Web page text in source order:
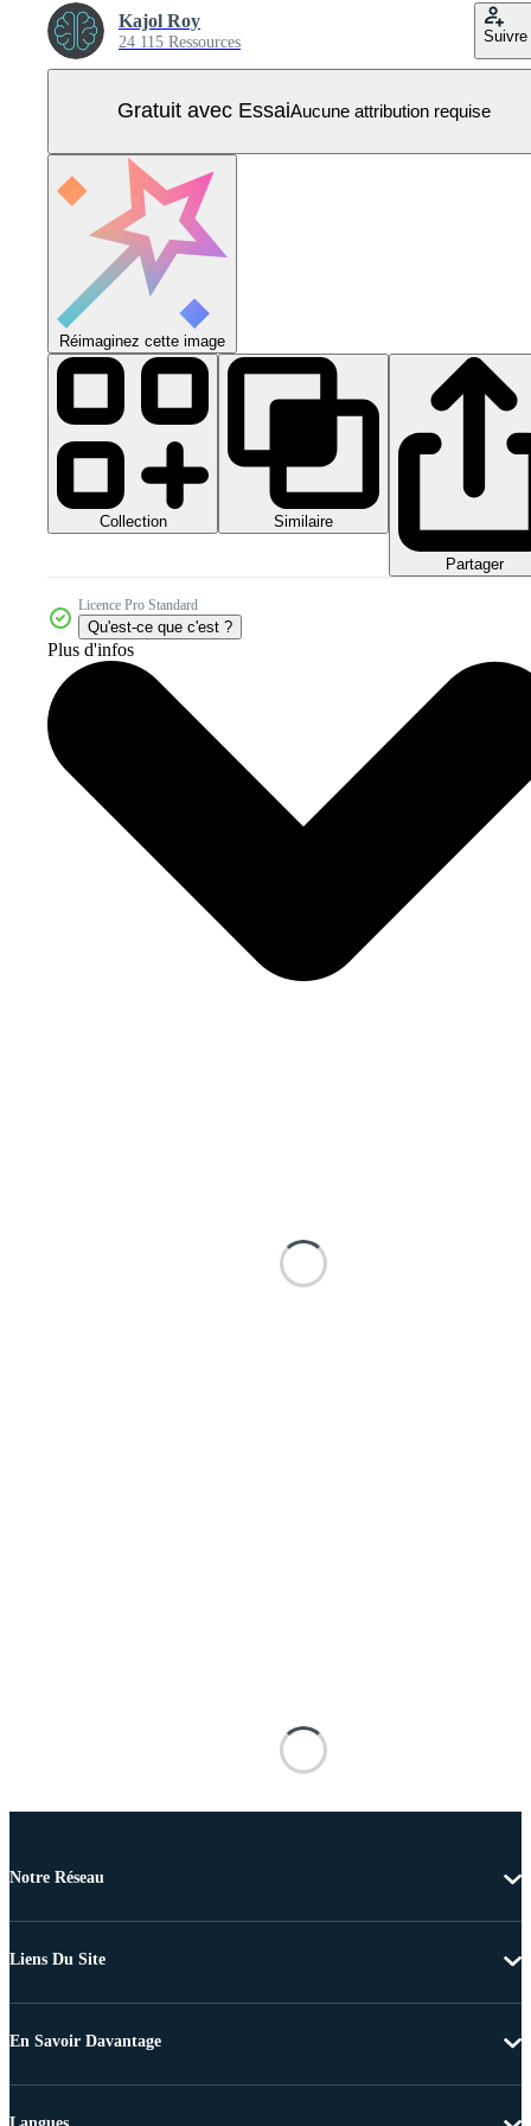
Kajol Roy
24 115 Ressources Suivre
Gratuit avec EssaiAucune attribution requise
Réimaginez cette image
Collection Similaire
Partager
Licence Pro Standard
Qu'est-ce que c'est ?
Plus d'infos
Notre Réseau
Liens Du Site
En Savoir Davantage